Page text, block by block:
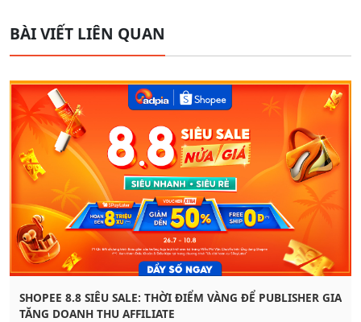
BÀI VIẾT LIÊN QUAN
SHOPEE 8.8 SIÊU SALE: THỜI ĐIỂM VÀNG ĐỂ PUBLISHER GIA
TĂNG DOANH THU AFFILIATE